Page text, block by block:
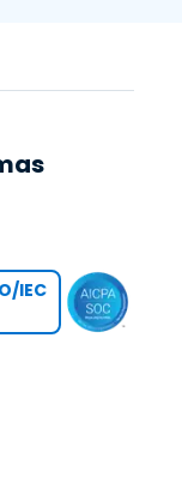
IEC